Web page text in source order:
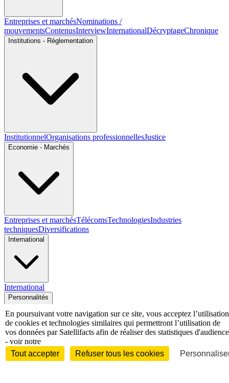
Entreprises et marchésNominations /
mouvementsContenusInterviewInternationalDécryptageChronique
Institutions - Réglementation
InstitutionnelOrganisations professionnellesJustice
Economie - Marchés
Entreprises et marchésTélécomsTechnologiesIndustries
techniquesDiversifications
International
International
Personnalités
InterviewBiographiesNominations /
mouvementsDistinctionsDisparitions VerbatimAu fil des (e)X
En poursuivant votre navigation sur ce site, vous acceptez l’utilisation
de cookies et technologies similaires qui permettront l’utilisation de
vos données par Satellifacts afin de réaliser des statistiques d'audience
- voir notre
Tout accepter
Refuser tous les cookies